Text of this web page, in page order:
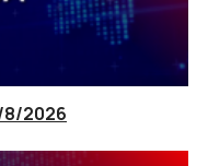
8/2026